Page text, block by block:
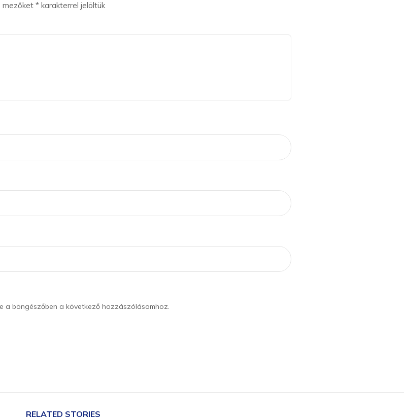
mezőket * karakterrel jelöltük
a böngészőben a következő hozzászólásomhoz.
RELATED STORIES